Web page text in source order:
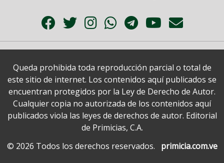
Queda prohibida toda reproducción parcial o total de
este sitio de internet. Los contenidos aquí publicados se
encuentran protegidos por la Ley de Derecho de Autor.
Cualquier copia no autorizada de los contenidos aquí
publicados viola las leyes de derechos de autor. Editorial
de Primicias, C.A.
© 2026 Todos los derechos reservados.
primicia.com.ve